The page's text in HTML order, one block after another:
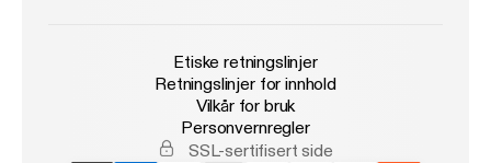
Etiske retningslinjer
Retningslinjer for innhold
Vilkår for bruk
Personvernregler
SSL-sertifisert side